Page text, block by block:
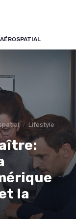
Lifestyle
la